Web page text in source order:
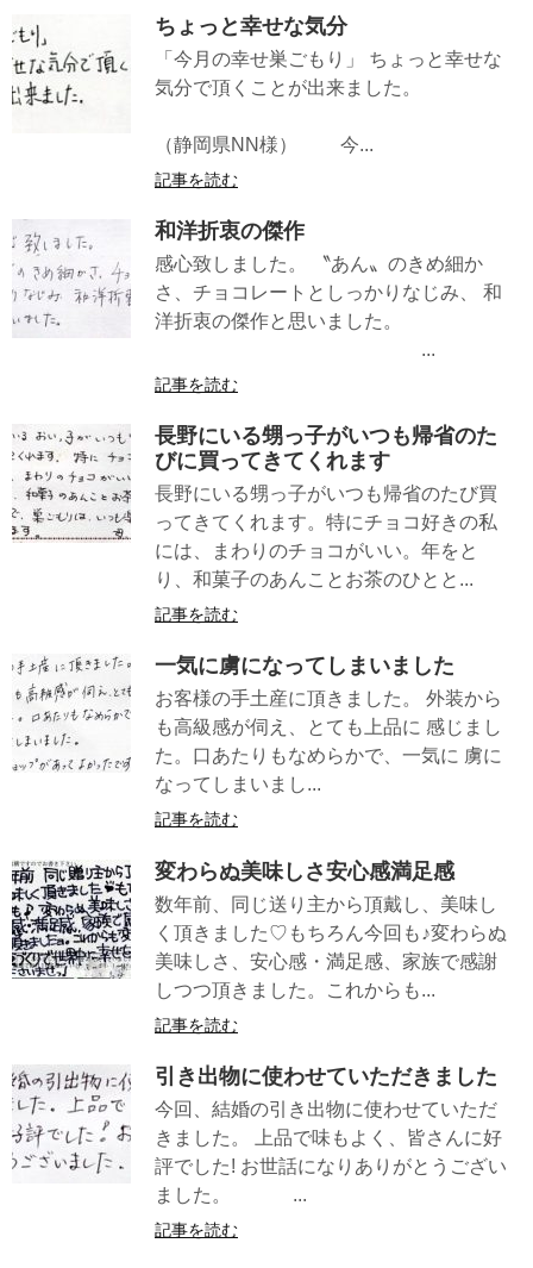
ちょっと幸せな気分
「今月の幸せ巣ごもり」 ちょっと幸せな
気分で頂くことが出来ました。
（静岡県NN様） 今...
記事を読む
和洋折衷の傑作
感心致しました。 〝あん〟のきめ細か
さ、チョコレートとしっかりなじみ、 和
洋折衷の傑作と思いました。
...
記事を読む
長野にいる甥っ子がいつも帰省のた
びに買ってきてくれます
長野にいる甥っ子がいつも帰省のたび買
ってきてくれます。特にチョコ好きの私
には、まわりのチョコがいい。年をと
り、和菓子のあんことお茶のひとと...
記事を読む
一気に虜になってしまいました
お客様の手土産に頂きました。 外装から
も高級感が伺え、とても上品に 感じまし
た。口あたりもなめらかで、一気に 虜に
なってしまいまし...
記事を読む
変わらぬ美味しさ安心感満足感
数年前、同じ送り主から頂戴し、美味し
く頂きました♡もちろん今回も♪変わらぬ
美味しさ、安心感・満足感、家族で感謝
しつつ頂きました。これからも...
記事を読む
引き出物に使わせていただきました
今回、結婚の引き出物に使わせていただ
きました。 上品で味もよく、皆さんに好
評でした! お世話になりありがとうござい
ました。 ...
記事を読む